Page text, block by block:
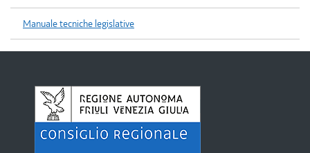
Manuale tecniche legislative